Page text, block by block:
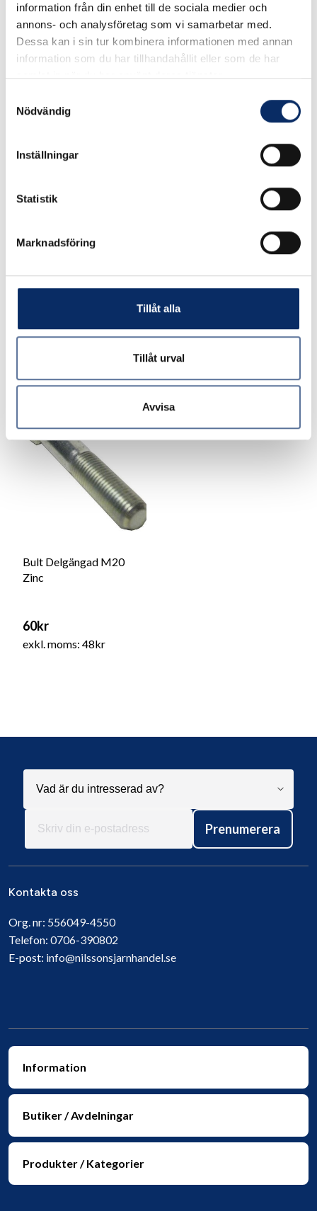
information från din enhet till de sociala medier och
annons- och analysföretag som vi samarbetar med.
Dessa kan i sin tur kombinera informationen med annan
information som du har tillhandahållit eller som de har
samlat in när du har använt deras tjänster.
Nödvändig
Inställningar
Statistik
Marknadsföring
Tillåt alla
Tillåt urval
Avvisa
exkl. moms: 6kr
13kr
exkl. moms: 10kr
Zinc
exkl. moms: 16kr
Zinc
exkl. moms: 14kr
Bult Delgängad M20
Zinc
60kr
exkl. moms: 48kr
Prenumerera
Kontakta oss
Org. nr: 556049-4550
Telefon: 0706-390802
E-post: info@nilssonsjarnhandel.se
Information
Butiker / Avdelningar
Produkter / Kategorier